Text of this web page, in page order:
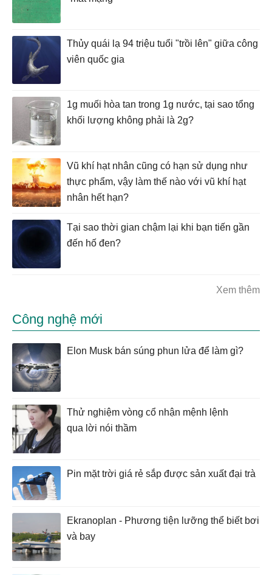
Thủy quái lạ 94 triệu tuổi "trồi lên" giữa công
viên quốc gia
1g muối hòa tan trong 1g nước, tại sao tổng
khối lượng không phải là 2g?
Vũ khí hạt nhân cũng có hạn sử dụng như
thực phẩm, vậy làm thế nào với vũ khí hạt
nhân hết hạn?
Tại sao thời gian chậm lại khi bạn tiến gần
đến hố đen?
Xem thêm
Công nghệ mới
Elon Musk bán súng phun lửa để làm gì?
Thử nghiệm vòng cổ nhận mệnh lệnh
qua lời nói thầm
Pin mặt trời giá rẻ sắp được sản xuất đại trà
Ekranoplan - Phương tiện lưỡng thể biết bơi
và bay